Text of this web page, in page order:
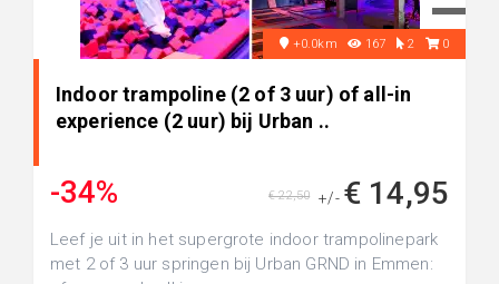
+0.0km 167 2 0
Indoor trampoline (2 of 3 uur) of all-in
experience (2 uur) bij Urban ..
-34% +/- € 14,95
€ 22,50
Leef je uit in het supergrote indoor trampolinepark
met 2 of 3 uur springen bij Urban GRND in Emmen: